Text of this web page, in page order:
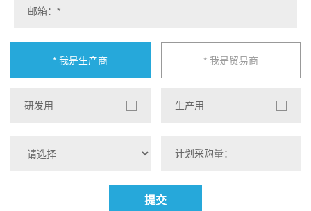
* 我是生产商 * 我是贸易商
研发用 生产用
提交